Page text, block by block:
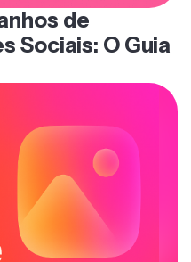
de
Sociais: O Guia